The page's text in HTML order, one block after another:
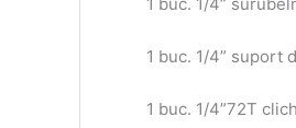
1 buc. 1/4” suport
1 buc. 1/4”72T